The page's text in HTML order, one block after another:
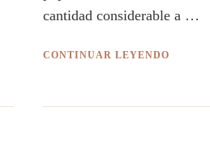
cantidad considerable a …
CONTINUAR LEYENDO